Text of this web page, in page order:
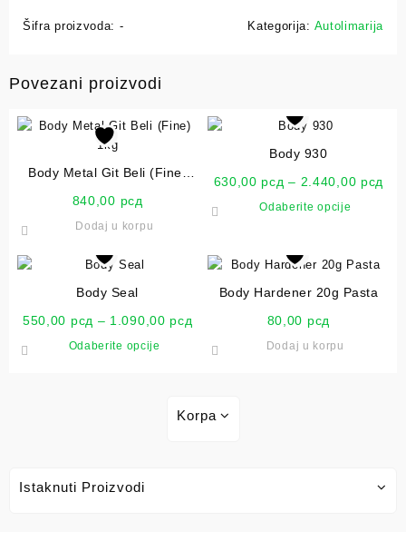
Korpa
Šifra proizvoda: - Kategorija: Autolimarija
Povezani proizvodi
Body Metal Git Beli (Fine)
840,00 рсд
Dodaj u korpu
Body 930
630,00 рсд – 2.440,00 рсд
Odaberite opcije
Body Seal
550,00 рсд – 1.090,00 рсд
Odaberite opcije
Body Hardener 20g Pasta
80,00 рсд
Dodaj u korpu
Istaknuti Proizvodi